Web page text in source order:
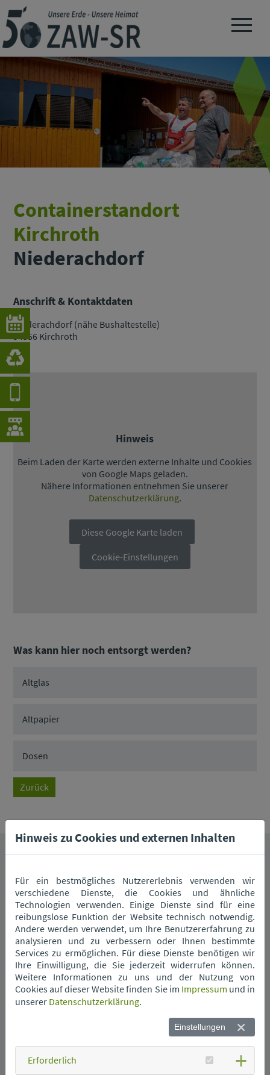
Navigation
Containerstandort
Kirchroth
Niederachdorf
Anschrift & Kontaktdaten
Niederachdorf (nähe Bushaltestelle)
94356 Kirchroth
Hinweis
Beim Laden der Karte werden externe Inhalte und Cookies
von Google Maps geladen.
Nähere Informationen entnehmen Sie unserer
Datenschutzerklärung.
Diese Google Karte laden
Cookie-Einstellungen
Was kann hier noch entsorgt werden?
Altglas
Altpapier
Dosen
Zurück
Das könnte Sie auch interessieren.
Wann kommt die
Müllabfuhr?
Hinweis zu Cookies und externen Inhalten
Für ein bestmögliches Nutzererlebnis verwenden wir
verschiedene Dienste, die Cookies und ähnliche
Technologien verwenden. Einige Dienste sind für eine
reibungslose Funktion der Website technisch notwendig.
Andere werden verwendet, um Ihre Benutzererfahrung zu
analysieren und zu verbessern oder Ihnen bestimmte
Services zu ermöglichen. Für diese Dienste benötigen wir
Ihre Einwilligung, die Sie jederzeit widerrufen können.
Weitere Informationen zu uns und der Nutzung von
Cookies auf dieser Website finden Sie im Impressum und in
unserer Datenschutzerklärung.
Einstellungen
Erforderlich